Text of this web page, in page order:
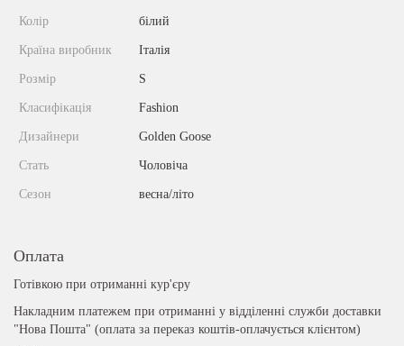
Колір білий
Країна виробник Італія
Розмір S
Класифікація Fashion
Дизайнери Golden Goose
Стать Чоловіча
Сезон весна/літо
Оплата
Готівкою при отриманні кур'єру
Накладним платежем при отриманні у відділенні служби доставки
"Нова Пошта" (оплата за переказ коштів-оплачується клієнтом)